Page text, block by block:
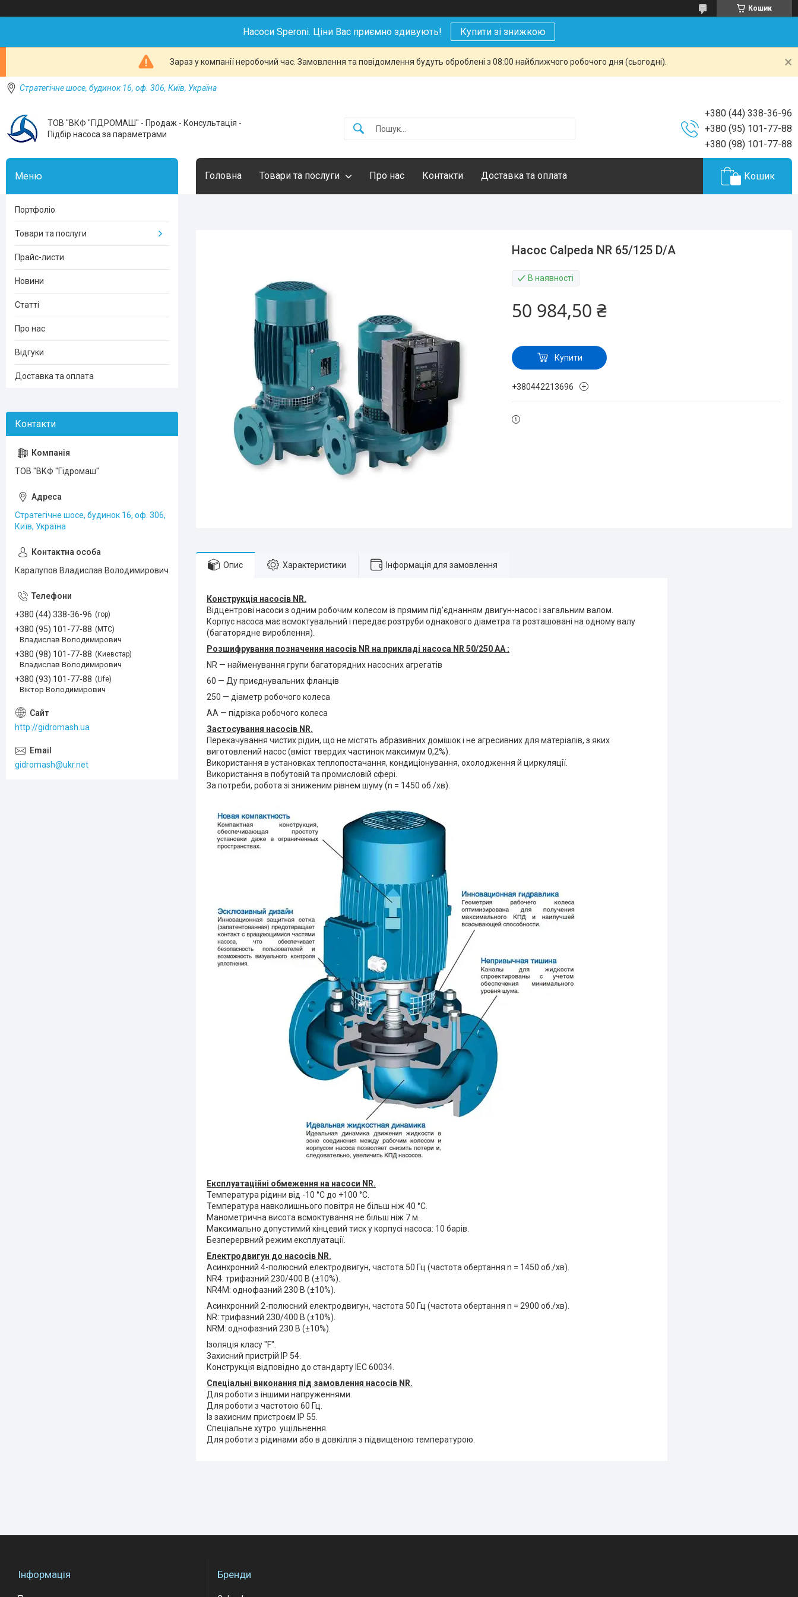
Кошик
Насоси Speroni. Ціни Вас приємно здивують! Купити зі знижкою
Зараз у компанії неробочий час. Замовлення та повідомлення будуть оброблені з 08:00 найближчого робочого дня (сьогодні).
Стратегічне шосе, будинок 16, оф. 306, Київ, Україна
ТОВ "ВКФ "ГІДРОМАШ" - Продаж - Консультація -
Підбір насоса за параметрами
+380 (44) 338-36-96
+380 (95) 101-77-88
+380 (98) 101-77-88
Головна Товари та послуги Про нас Контакти Доставка та оплата Кошик
Насос Calpeda NR 65/125 D/A
В наявності
50 984,50 ₴
Купити
+380442213696
Опис Характеристики Інформація для замовлення
Конструкція насосів NR.
Відцентрові насоси з одним робочим колесом із прямим під'єднанням двигун-насос і загальним валом.
Корпус насоса має всмоктувальний і передає розтруби однакового діаметра та розташовані на одному валу
(багаторядне вироблення).
Розшифрування позначення насосів NR на прикладі насоса NR 50/250 АА :
NR — найменування групи багаторядних насосних агрегатів
60 — Ду приєднувальних фланців
250 — діаметр робочого колеса
АА — підрізка робочого колеса
Застосування насосів NR.
Перекачування чистих рідин, що не містять абразивних домішок і не агресивних для матеріалів, з яких
виготовлений насос (вміст твердих частинок максимум 0,2%).
Використання в установках теплопостачання, кондиціонування, охолодження й циркуляції.
Використання в побутовій та промисловій сфері.
За потреби, робота зі зниженим рівнем шуму (n = 1450 об./хв).
Експлуатаційні обмеження на насоси NR.
Температура рідини від -10 °C до +100 °C.
Температура навколишнього повітря не більш ніж 40 °C.
Манометрична висота всмоктування не більш ніж 7 м.
Максимально допустимий кінцевий тиск у корпусі насоса: 10 барів.
Безперервний режим експлуатації.
Електродвигун до насосів NR.
Асинхронний 4-полюсний електродвигун, частота 50 Гц (частота обертання n = 1450 об./хв).
NR4: трифазний 230/400 В (±10%).
NR4M: однофазний 230 В (±10%).
Асинхронний 2-полюсний електродвигун, частота 50 Гц (частота обертання n = 2900 об./хв).
NR: трифазний 230/400 В (±10%).
NRM: однофазний 230 В (±10%).
Ізоляція класу "F".
Захисний пристрій IP 54.
Конструкція відповідно до стандарту IEC 60034.
Спеціальні виконання під замовлення насосів NR.
Для роботи з іншими напруженнями.
Для роботи з частотою 60 Гц.
Із захисним пристроєм IP 55.
Спеціальне хутро. ущільнення.
Для роботи з рідинами або в довкілля з підвищеною температурою.
Портфоліо
Товари та послуги
Прайс-листи
Новини
Статті
Про нас
Відгуки
Доставка та оплата
ТОВ "ВКФ "Гідромаш"
Стратегічне шосе, будинок 16, оф. 306,
Київ, Україна
Каралупов Владислав Володимирович
+380 (44) 338-36-96 гор
+380 (95) 101-77-88 МТС
Владислав Володимирович
+380 (98) 101-77-88 Киевстар
Владислав Володимирович
+380 (93) 101-77-88 Life
Віктор Володимирович
http://gidromash.ua
gidromash@ukr.net
Інформація Бренди